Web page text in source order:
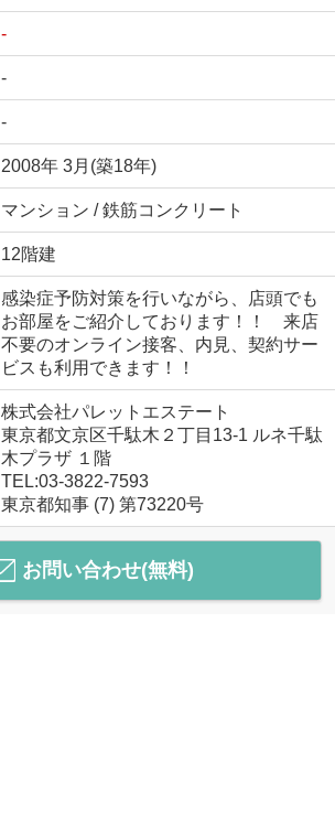
-
-
-
2008年 3月(築18年)
マンション / 鉄筋コンクリート
12階建
感染症予防対策を行いながら、店頭でも
お部屋をご紹介しております！！ 来店
不要のオンライン接客、内見、契約サー
ビスも利用できます！！
株式会社パレットエステート
東京都文京区千駄木２丁目13-1 ルネ千駄
木プラザ １階
TEL:03-3822-7593
東京都知事 (7) 第73220号
お問い合わせ(無料)